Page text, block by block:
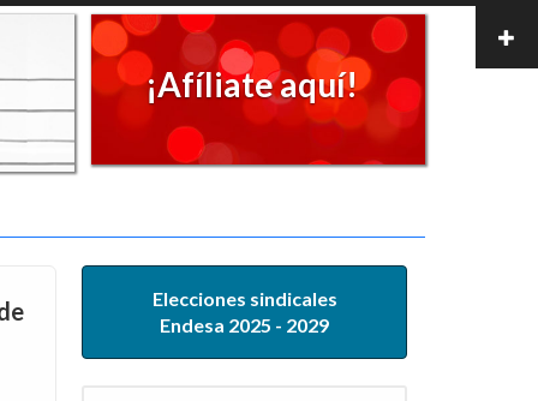
¡Afíliate aquí!
Elecciones sindicales
Endesa 2025 - 2029